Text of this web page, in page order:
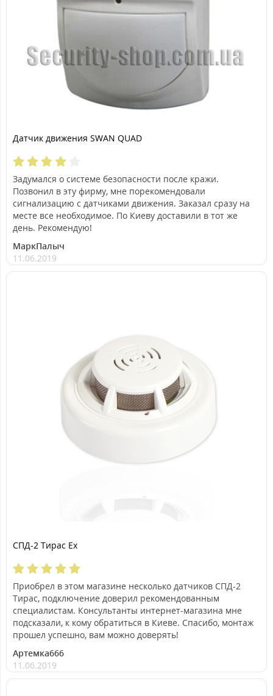
Датчик движения SWAN QUAD
Задумался о системе безопасности после кражи.
Позвонил в эту фирму, мне порекомендовали
сигнализацию с датчиками движения. Заказал сразу на
месте все необходимое. По Киеву доставили в тот же
день. Рекомендую!
МаркПалыч
11.06.2019
СПД-2 Тирас Ex
Приобрел в этом магазине несколько датчиков СПД-2
Тирас, подключение доверил рекомендованным
специалистам. Консультанты интернет-магазина мне
подсказали, к кому обратиться в Киеве. Спасибо, монтаж
прошел успешно, вам можно доверять!
Артемка666
11.06.2019